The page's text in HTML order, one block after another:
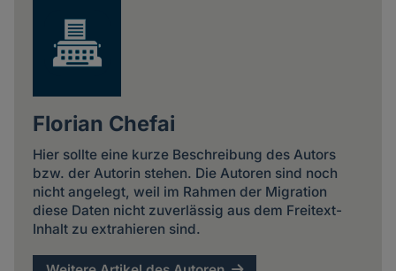
Florian Chefai
Hier sollte eine kurze Beschreibung des Autors
bzw. der Autorin stehen. Die Autoren sind noch
nicht angelegt, weil im Rahmen der Migration
diese Daten nicht zuverlässig aus dem Freitext-
Inhalt zu extrahieren sind.